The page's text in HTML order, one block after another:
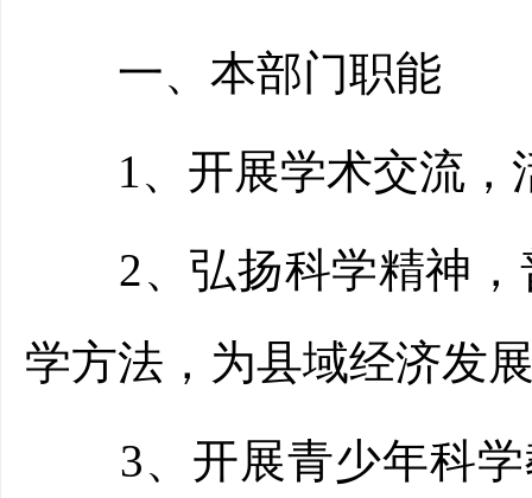
一、本部门职能
1、开展学术交流，
2、弘扬科学精神，
学方法，为县域经济发
3、开展青少年科学